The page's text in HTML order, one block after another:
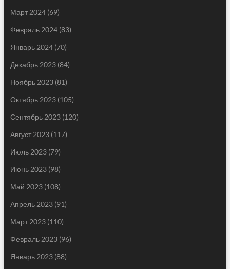
Март 2024(69)
Февраль 2024(83)
Январь 2024(70)
Декабрь 2023(84)
Ноябрь 2023(81)
Октябрь 2023(105)
Сентябрь 2023(120)
Август 2023(117)
Июль 2023(79)
Июнь 2023(98)
Май 2023(108)
Апрель 2023(91)
Март 2023(110)
Февраль 2023(96)
Январь 2023(88)